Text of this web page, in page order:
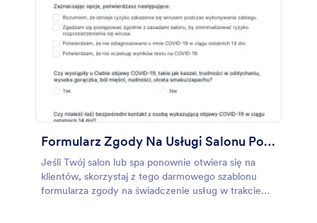
Formularz Zgody Na Usługi Salonu Podczas Pandemii Covid 19
Jeśli Twój salon lub spa ponownie otwiera się na
klientów, skorzystaj z tego darmowego szablonu
formularza zgody na świadczenie usług w trakcie